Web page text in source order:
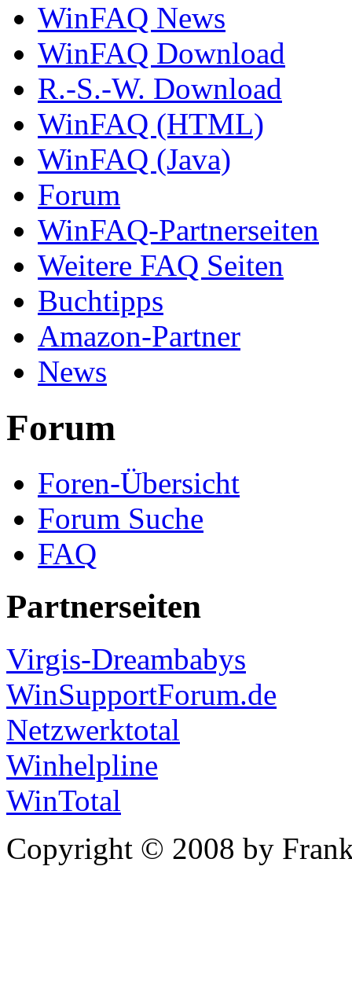
WinFAQ News
WinFAQ Download
R.-S.-W. Download
WinFAQ (HTML)
WinFAQ (Java)
Forum
WinFAQ-Partnerseiten
Weitere FAQ Seiten
Buchtipps
Amazon-Partner
News
Forum
Foren-Übersicht
Forum Suche
FAQ
Partnerseiten
Virgis-Dreambabys
WinSupportForum.de
Netzwerktotal
Winhelpline
WinTotal
Copyright © 2008 by